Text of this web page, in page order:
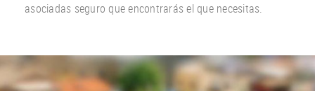
asociadas seguro que encontrarás el que necesitas.